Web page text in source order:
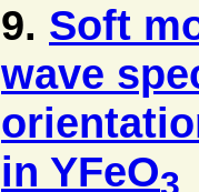
9. Soft
wave
in YFeO3